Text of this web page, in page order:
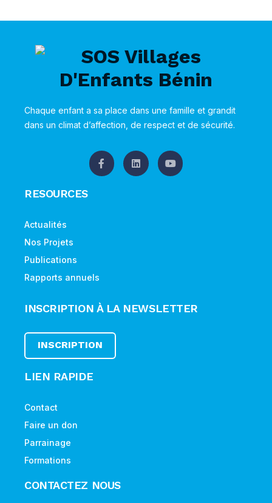
Chaque enfant a sa place dans une famille et grandit
dans un climat d’affection, de respect et de sécurité.
RESOURCES
Actualités
Nos Projets
Publications
Rapports annuels
INSCRIPTION À LA NEWSLETTER
INSCRIPTION
LIEN RAPIDE
Contact
Faire un don
Parrainage
Formations
CONTACTEZ NOUS